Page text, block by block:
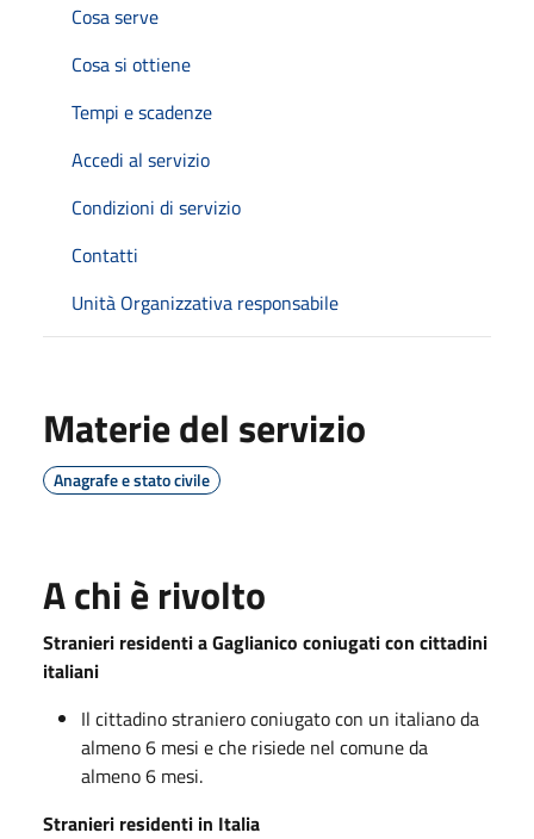
Cosa serve
Cosa si ottiene
Tempi e scadenze
Accedi al servizio
Condizioni di servizio
Contatti
Unità Organizzativa responsabile
Materie del servizio
Anagrafe e stato civile
A chi è rivolto
Stranieri residenti a Gaglianico coniugati con cittadini
italiani
Il cittadino straniero coniugato con un italiano da
almeno 6 mesi e che risiede nel comune da
almeno 6 mesi.
Stranieri residenti in Italia